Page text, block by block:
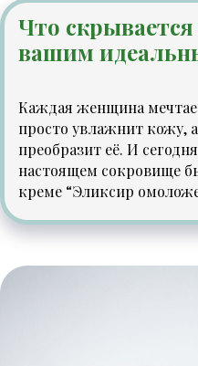
Что скрывается
вашим
Каждая женщина
просто увлажнит кожу,
преобразит её. И
настоящем сокровище
креме “Эликсир